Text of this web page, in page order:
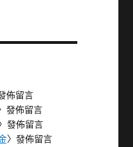
佈留言
發佈留言
發佈留言
〉發佈留言